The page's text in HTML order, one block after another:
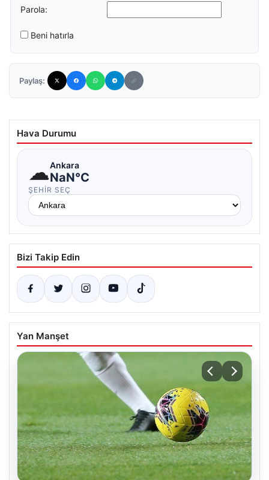
Parola:
Beni hatırla
Paylaş:
Hava Durumu
☁Ankara
NaN°C
ŞEHIR SEÇ
Bizi Takip Edin
Yan Manşet